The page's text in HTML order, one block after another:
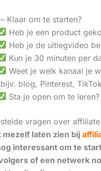
Klaar om te starten?
Heb je een product
Heb je de uitlegvideo
Kun je 30 minuten per
Weet je welk kanaal je
blog, Pinterest,
Sta je open om te leren?
vragen over
mezelf laten zien bij
interessant om te
of een netwerk